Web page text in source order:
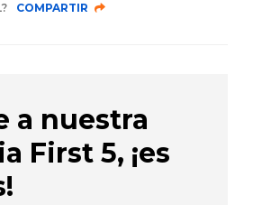
COMPARTIR
a nuestra
First 5, ¡es